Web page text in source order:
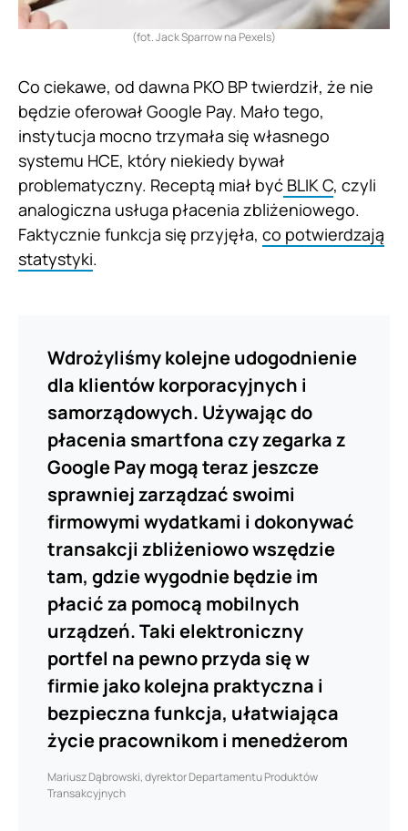
(fot. Jack Sparrow na Pexels)
Co ciekawe, od dawna PKO BP twierdził, że nie
będzie oferował Google Pay. Mało tego,
instytucja mocno trzymała się własnego
systemu HCE, który niekiedy bywał
problematyczny. Receptą miał być BLIK C, czyli
analogiczna usługa płacenia zbliżeniowego.
Faktycznie funkcja się przyjęła, co potwierdzają
statystyki.
Wdrożyliśmy kolejne udogodnienie
dla klientów korporacyjnych i
samorządowych. Używając do
płacenia smartfona czy zegarka z
Google Pay mogą teraz jeszcze
sprawniej zarządzać swoimi
firmowymi wydatkami i dokonywać
transakcji zbliżeniowo wszędzie
tam, gdzie wygodnie będzie im
płacić za pomocą mobilnych
urządzeń. Taki elektroniczny
portfel na pewno przyda się w
firmie jako kolejna praktyczna i
bezpieczna funkcja, ułatwiająca
życie pracownikom i menedżerom
Mariusz Dąbrowski, dyrektor Departamentu Produktów
Transakcyjnych